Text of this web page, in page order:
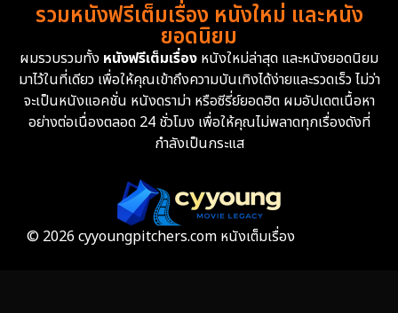
Family ครอบครัว 372
Fantasy จินตนาการ 339
Fiction 9
รวมหนังฟรีเต็มเรื่อง หนังใหม่ และหนัง
ยอดนิยม
ผมรวบรวมทั้ง หนังฟรีเต็มเรื่อง หนังใหม่ล่าสุด และหนังยอดนิยม
มาไว้ในที่เดียว เพื่อให้คุณเข้าถึงความบันเทิงได้ง่ายและรวดเร็ว ไม่ว่า
จะเป็นหนังแอคชั่น หนังดราม่า หรือซีรี่ย์ยอดฮิต ผมอัปเดตเนื้อหา
อย่างต่อเนื่องตลอด 24 ชั่วโมง เพื่อให้คุณไม่พลาดทุกเรื่องดังที่
กำลังเป็นกระแส
© 2026 cyyoungpitchers.com หนังเต็มเรื่อง